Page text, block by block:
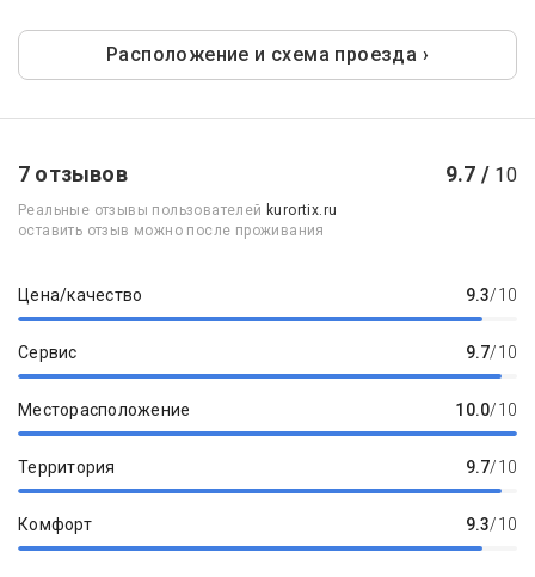
Расположение и схема проезда ›
7 отзывов 9.7 / 10
Реальные отзывы пользователей kurortix.ru
оставить отзыв можно после проживания
Цена/качество 9.3/10
Сервис 9.7/10
Месторасположение 10.0/10
Территория 9.7/10
Комфорт 9.3/10